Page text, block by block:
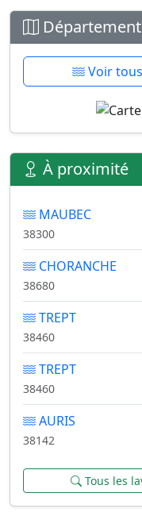
Département
Voir
À proximité
MAUBEC
38300
CHORANCHE
38680
TREPT
38460
TREPT
38460
AURIS
38142
Tous les